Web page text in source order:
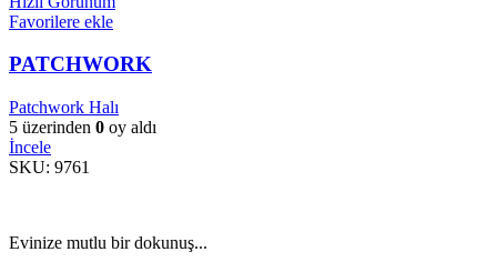
Favorilere ekle
PATCHWORK
Patchwork Halı
5 üzerinden 0 oy aldı
İncele
SKU: 9761
Evinize mutlu bir dokunuş...